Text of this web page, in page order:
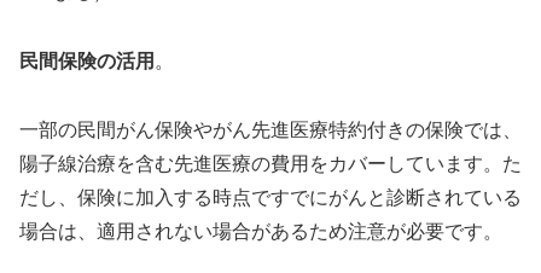
民間保険の活用 。
一部の民間がん保険やがん先進医療特約付きの保険では、
陽子線治療を含む先進医療の費用をカバーしています。た
だし、保険に加入する時点ですでにがんと診断されている
場合は、適用されない場合があるため注意が必要です。